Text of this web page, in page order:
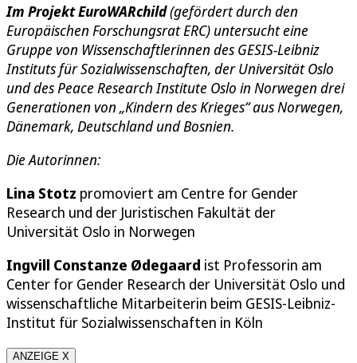
Im Projekt EuroWARchild(gefördert durch den
Europäischen Forschungsrat ERC) untersucht eine
Gruppe von Wissenschaftlerinnen des GESIS-Leibniz
Instituts für Sozialwissenschaften, der Universität Oslo
und des Peace Research Institute Oslo in Norwegen drei
Generationen von „Kindern des Krieges“ aus Norwegen,
Dänemark, Deutschland und Bosnien.
Die Autorinnen:
Lina Stotz promoviert am Centre for Gender
Research und der Juristischen Fakultät der
Universität Oslo in Norwegen
Ingvill Constanze Ødegaard ist Professorin am
Center for Gender Research der Universität Oslo und
wissenschaftliche Mitarbeiterin beim GESIS-Leibniz-
Institut für Sozialwissenschaften in Köln
ANZEIGE X